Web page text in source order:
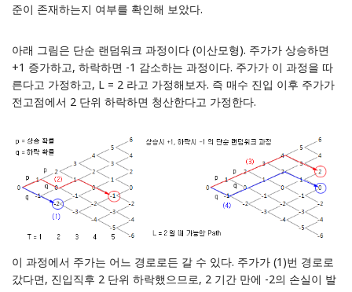
준이 존재하는지 여부를 확인해 보았다.
아래 그림은 단순 랜덤워크 과정이다 (이산모형). 주가가 상승하면
+1 증가하고, 하락하면 -1 감소하는 과정이다. 주가가 이 과정을 따
른다고 가정하고, L = 2 라고 가정해보자. 즉 매수 진입 이후 주가가
전고점에서 2 단위 하락하면 청산한다고 가정한다.
이 과정에서 주가는 어느 경로로든 갈 수 있다. 주가가 (1)번 경로로
갔다면, 진입직후 2 단위 하락했으므로, 2 기간 만에 -2의 손실이 발